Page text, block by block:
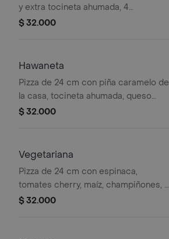
y extra tocineta ahumada, 4
porciones.
$ 32.000
Hawaneta
Pizza de 24 cm con piña caramelo de
la casa, tocineta ahumada, queso
mozarella, salsa base. 4 porciones.
$ 32.000
Vegetariana
Pizza de 24 cm con espinaca,
tomates cherry, maíz, champiñones, 4
porciones.
$ 32.000